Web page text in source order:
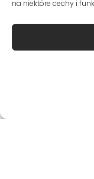
na niektóre cechy i